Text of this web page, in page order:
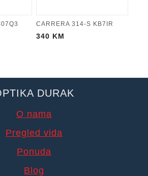
CARRERA 314-S KB7IR
340 KM
DURAK
O nama
Pregled vida
Ponuda
Blog